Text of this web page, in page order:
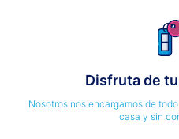
Disfruta de
Nosotros nos encargamos de
casa y sin